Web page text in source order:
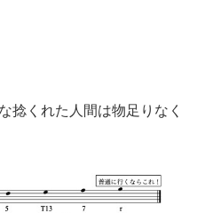
捻くれた人間は物足りなく